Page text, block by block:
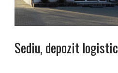
Sediu, depozit logistic